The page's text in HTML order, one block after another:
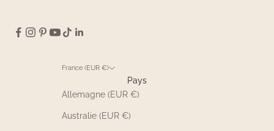
France (EUR €)
Pays
Allemagne (EUR €)
Australie (EUR €)